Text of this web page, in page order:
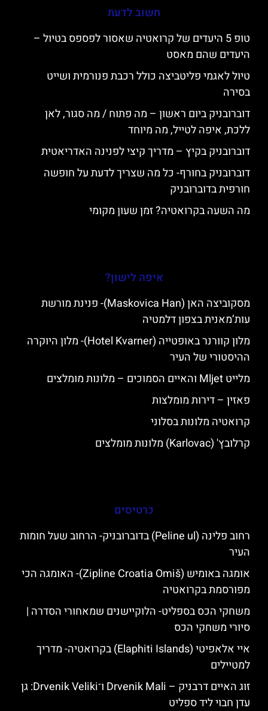
חשוב לדעת
טופ 5 היעדים של קרואטיה שאסור לפספס בטיול –
היעדים שהם מאסט
טיול לאגמי פליטביצה כולל רכבת פנורמית ושייט
בסירה
דוברובניק ביום ראשון – מה פתוח / מה סגור, לאן
ללכת, איפה לטייל, מה מיוחד
דוברובניק בקיץ – מדריך קיצי לפנינה האדריאטית
דוברובניק בחורף- כל מה שצריך לדעת על חופשה
חורפית בדוברובניק
מה השעה בקרואטיה? זמן שעון מקומי
איפה לישון?
מסקוביצה האן (Maskovica Han)- פנינת מורשת
עות’מאנית בצפון דלמטיה
מלון קוורנר באופטייה (Hotel Kvarner)- מלון היוקרה
ההיסטורי של העיר
מלייט Mljet והאיים הסמוכים – מלונות מומלצים
פאזין – דירות מומלצות
קרואטיה מלונות בסלוני
קרלובץ' (Karlovac) מלונות מומלצים
כרטיסים
רחוב פלינה (Peline ul) בדוברובניק- הרחוב שעל חומות
העיר
אומגה באומיש (Zipline Croatia Omiš)- האומגה הכי
מפורסמת בקרואטיה
משחקי הכס בספליט- הלוקיישנים שמאחורי הסדרה |
סיורי משחקי הכס
איי אלאפיטי (Elaphiti Islands) בקרואטיה- מדריך
למטיילים
זוג האיים דרבניק – Drvenik Mali ו־Drvenik Veliki: גן
עדן חבוי ליד ספליט